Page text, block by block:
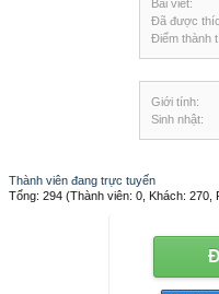
Bài viết:
Đã được
Điểm thành
Giới tính:
Sinh nhật:
Thành viên đang trực tuyến
Tổng: 294 (Thành viên: 0, Khách: 270,